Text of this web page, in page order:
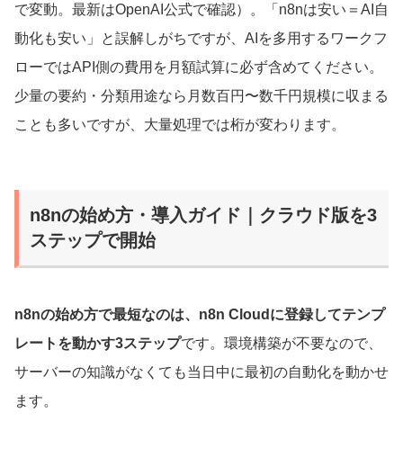
で変動。最新はOpenAI公式で確認）。「n8nは安い＝AI自
動化も安い」と誤解しがちですが、AIを多用するワークフ
ローではAPI側の費用を月額試算に必ず含めてください。
少量の要約・分類用途なら月数百円〜数千円規模に収まる
ことも多いですが、大量処理では桁が変わります。
n8nの始め方・導入ガイド｜クラウド版を3
ステップで開始
n8nの始め方で最短なのは、n8n Cloudに登録してテンプ
レートを動かす3ステップです。環境構築が不要なので、
サーバーの知識がなくても当日中に最初の自動化を動かせ
ます。